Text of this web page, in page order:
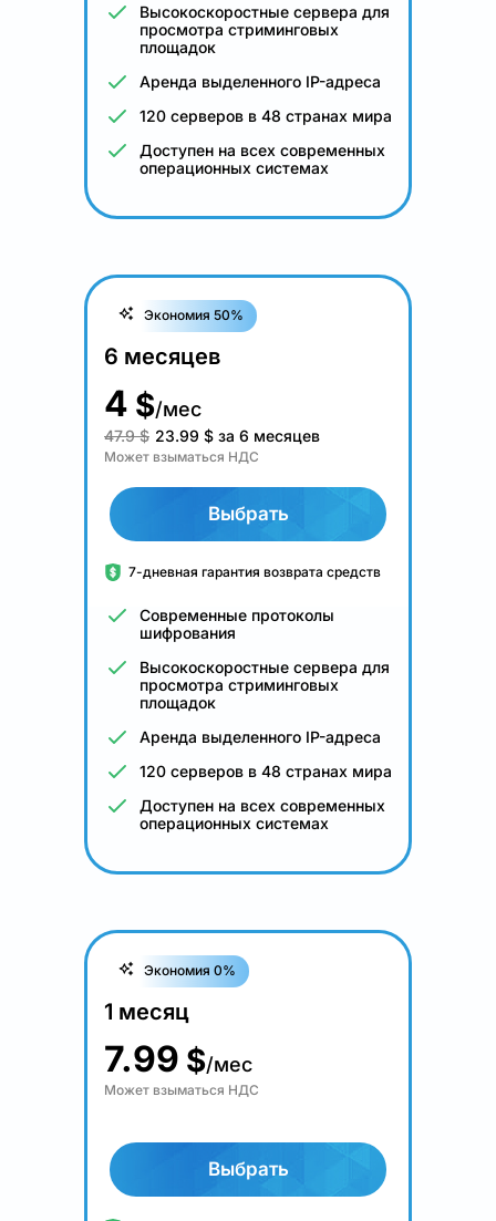
Высокоскоростные сервера для
просмотра стриминговых
площадок
Аренда выделенного IP-адреса
120 серверов в 48 странах мира
Доступен на всех современных
операционных системах
Экономия 50%
6 месяцев
4 $/мес
47.9 $ 23.99 $ за 6 месяцев
Может взыматься НДС
Выбрать
7-дневная гарантия возврата средств
Современные протоколы
шифрования
Высокоскоростные сервера для
просмотра стриминговых
площадок
Аренда выделенного IP-адреса
120 серверов в 48 странах мира
Доступен на всех современных
операционных системах
Экономия 0%
1 месяц
7.99 $/мес
Может взыматься НДС
Выбрать